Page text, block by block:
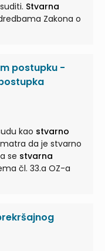
Stvarna
Zakona o
postupku -
kao stvarno
da je stvarno
se stvarna
čl. 33.a OZ-a